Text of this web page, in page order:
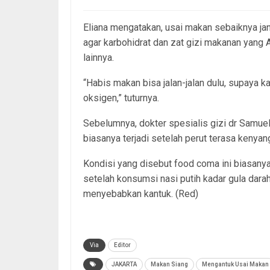
Eliana mengatakan, usai makan sebaiknya
agar karbohidrat dan zat gizi makanan yang
lainnya.
“Habis makan bisa jalan-jalan dulu, supaya
oksigen,” tuturnya.
Sebelumnya, dokter spesialis gizi dr
biasanya terjadi setelah perut terasa
Kondisi yang disebut food coma ini
setelah konsumsi nasi putih kadar gula
menyebabkan kantuk. (Red)
Via Editor
JAKARTA Makan Siang Mengantuk Usai Makan